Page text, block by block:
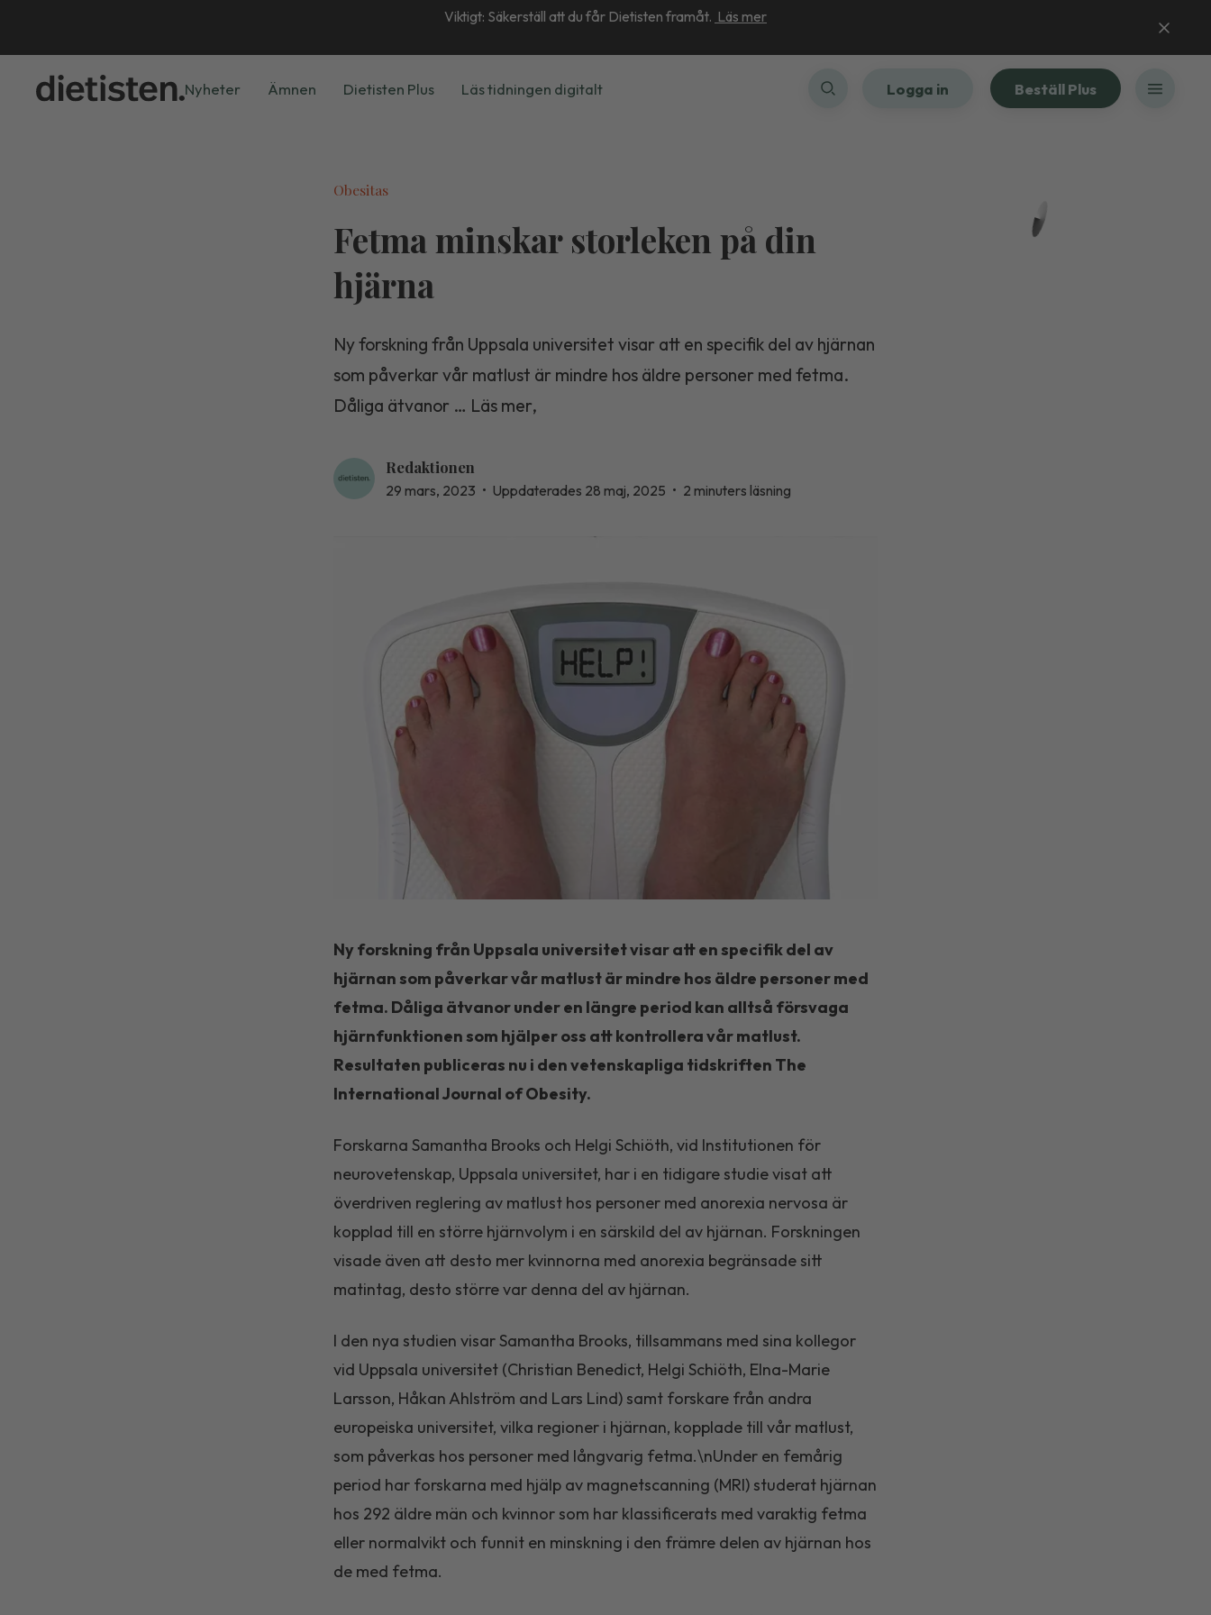
Viktigt: Säkerställ att du får Dietisten framåt. Läs mer
Nyheter Ämnen Dietisten Plus Läs tidningen digitalt Logga in Beställ Plus
Obesitas
Fetma minskar storleken på din
hjärna
Ny forskning från Uppsala universitet visar att en specifik del av hjärnan
som påverkar vår matlust är mindre hos äldre personer med fetma.
Dåliga ätvanor … Läs mer,
Redaktionen
29 mars, 2023 • Uppdaterades 28 maj, 2025 • 2 minuters läsning
Ny forskning från Uppsala universitet visar att en specifik del av
hjärnan som påverkar vår matlust är mindre hos äldre personer med
fetma. Dåliga ätvanor under en längre period kan alltså försvaga
hjärnfunktionen som hjälper oss att kontrollera vår matlust.
Resultaten publiceras nu i den vetenskapliga tidskriften The
International Journal of Obesity.
Forskarna Samantha Brooks och Helgi Schiöth, vid Institutionen för
neurovetenskap, Uppsala universitet, har i en tidigare studie visat att
överdriven reglering av matlust hos personer med anorexia nervosa är
kopplad till en större hjärnvolym i en särskild del av hjärnan. Forskningen
visade även att desto mer kvinnorna med anorexia begränsade sitt
matintag, desto större var denna del av hjärnan.
I den nya studien visar Samantha Brooks, tillsammans med sina kollegor
vid Uppsala universitet (Christian Benedict, Helgi Schiöth, Elna-Marie
Larsson, Håkan Ahlström and Lars Lind) samt forskare från andra
europeiska universitet, vilka regioner i hjärnan, kopplade till vår matlust,
som påverkas hos personer med långvarig fetma.\nUnder en femårig
period har forskarna med hjälp av magnetscanning (MRI) studerat hjärnan
hos 292 äldre män och kvinnor som har klassificerats med varaktig fetma
eller normalvikt och funnit en minskning i den främre delen av hjärnan hos
de med fetma.